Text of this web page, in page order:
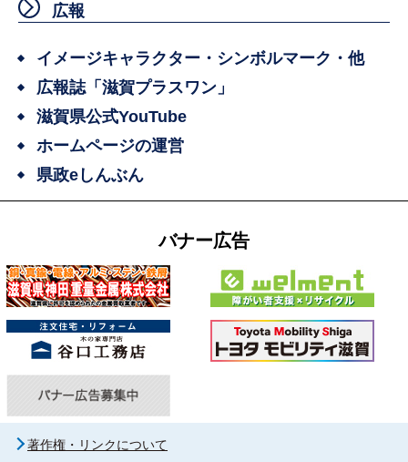
広報
イメージキャラクター・シンボルマーク・他
広報誌「滋賀プラスワン」
滋賀県公式YouTube
ホームページの運営
県政eしんぶん
バナー広告
著作権・リンクについて